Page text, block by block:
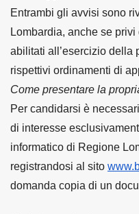
Entrambi gli avvisi sono
Lombardia, anche se
abilitati all’esercizio della
rispettivi ordinamenti di
Come presentare la
Per candidarsi è
di interesse
informatico di Regione
registrandosi al sito
domanda copia di un